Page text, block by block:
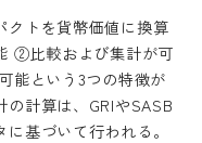
クトを貨幣価値に換算
②比較および集計が可
能という3つの特徴が
計算は、GRIやSASB
基づいて行われる。